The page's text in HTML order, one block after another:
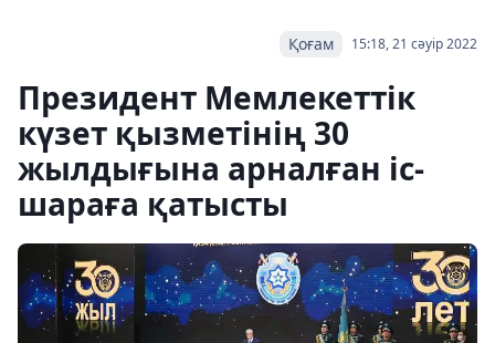
15:18, 21 сәуір 2022
Қоғам
Президент Мемлекеттік
күзет қызметінің 30
жылдығына арналған іс-
шараға қатысты